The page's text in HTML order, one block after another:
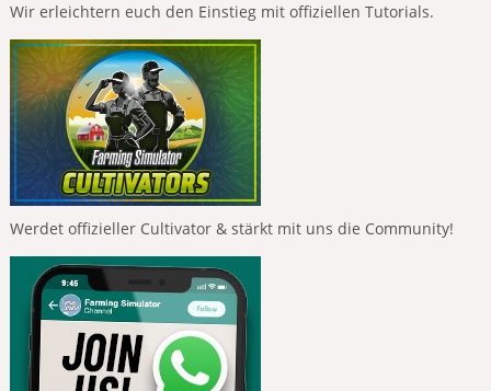
Wir erleichtern euch den Einstieg mit offiziellen Tutorials.
Werdet offizieller Cultivator & stärkt mit uns die Community!